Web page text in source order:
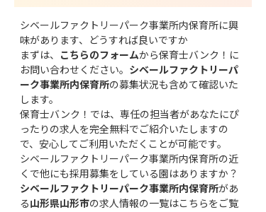
シベールファクトリーパーク事業所内保育所に興
味があります、どうすれば良いですか
まずは、
こちらのフォームから保育士バンク！に
お問い合わせください。 シベールファクトリーパ
ーク事業所内保育所の募集状況も含めて確認いた
します。
保育士バンク！では、専任の担当者があなたにぴ
ったりの求人を完全無料でご紹介いたしますの
で、安心してご利用いただくことが可能です。
シベールファクトリーパーク事業所内保育所の近
くで他にも採用募集をしている園はありますか？
シベールファクトリーパーク事業所内保育所があ
る山形県山形市の求人情報の一覧はこちらをご覧